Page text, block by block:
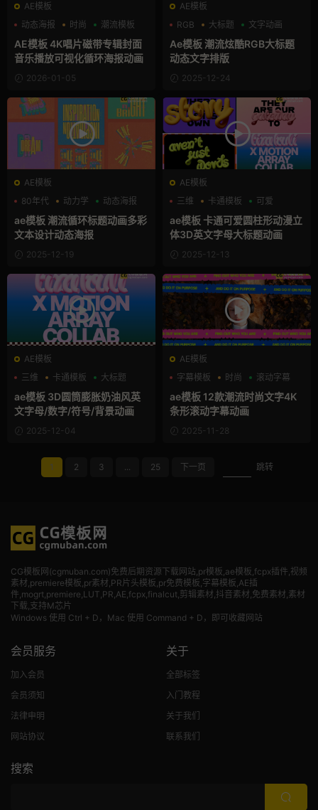
AE模板
动态海报
时尚 潮流模板
AE模板 4K唱片磁带专辑封面
音乐播放可视化循环海报动画
2026-01-05
AE模板
RGB
大标题 文字动画
Ae模板 潮流炫酷RGB大标题
动态文字排版
2025-12-24
AE模板
80年代
动力学 动态海报
ae模板 潮流循环标题动画多彩
文本设计动态海报
2025-12-19
AE模板
三维
卡通模板 可爱
ae模板 卡通可爱圆柱形动漫立
体3D英文字母大标题动画
2025-12-13
AE模板
三维
卡通模板 大标题
ae模板 3D圆筒膨胀奶油风英
文字母/数字/符号/背景动画
2025-12-04
AE模板
字幕模板
时尚 滚动字幕
ae模板 12款潮流时尚文字4K
条形滚动字幕动画
2025-11-28
1 2 3 ... 25 下一页 跳转
CG模板网(cgmuban.com)免费后期资源下载网站,pr模板,ae模板,fcpx插件,视频
素材,premiere模板,pr素材,PR片头模板,pr免费模板,字幕模板,AE插
件,mogrt,premiere,LUT,PR,AE,fcpx,finalcut,剪辑素材,抖音素材,免费素材,素材
下载,支持M芯片
Windows 使用 Ctrl + D，Mac 使用 Command + D，即可收藏网站
会员服务
加入会员
会员须知
法律申明
网站协议
关于
全部标签
入门教程
关于我们
联系我们
搜索